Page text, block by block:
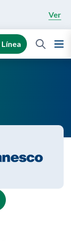
Ver
Línea